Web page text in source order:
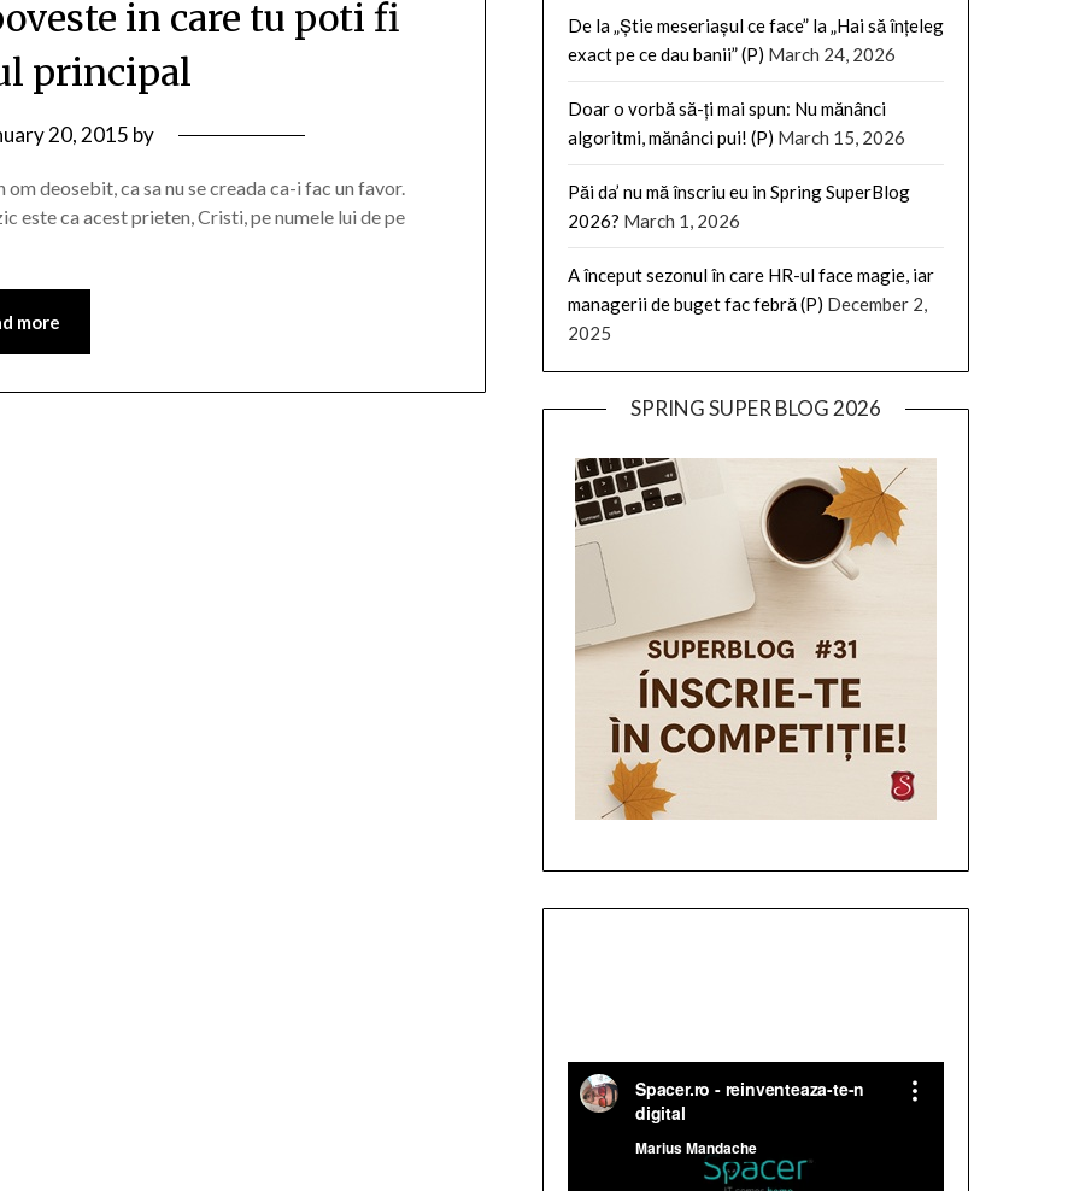
in care tu poti fi
principal
20, 2015 by
deosebit, ca sa nu se creada ca-i fac un favor.
este ca acest prieten, Cristi, pe numele lui de pe
more
De la „Știe meseriașul ce face” la „Hai să înțeleg
exact pe ce dau banii” (P) March 24, 2026
Doar o vorbă să-ți mai spun: Nu mănânci
algoritmi, mănânci pui! (P) March 15, 2026
Păi da’ nu mă înscriu eu in Spring SuperBlog
2026? March 1, 2026
A început sezonul în care HR-ul face magie, iar
managerii de buget fac febră (P) December 2,
2025
SPRING SUPER BLOG 2026